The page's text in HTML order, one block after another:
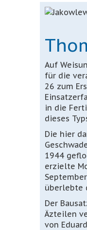
Auf
für die
26 zum
in die
dieses
Die hier
1944
erzielte
überlebte
Der
Äzteilen
von